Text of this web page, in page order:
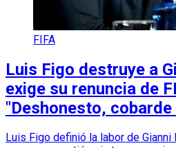
FIFA
Luis Figo destruye a
exige su renuncia de
"Deshonesto,
Luis Figo definió la labor de